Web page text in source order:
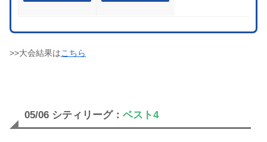
>>大会結果はこちら
05/06 シティリーグ： ベスト4